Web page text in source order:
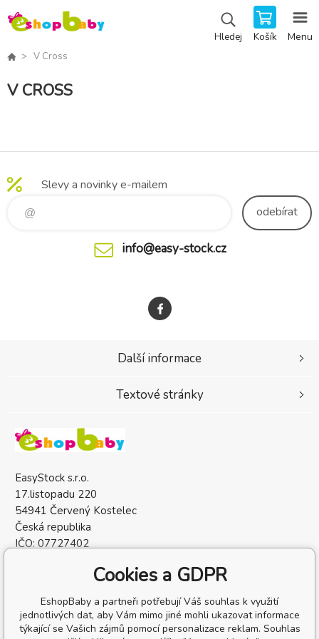
Hledej Košík Menu
V Cross
V CROSS
Slevy a novinky e-mailem
odebírat
info@easy-stock.cz
EasyStock s.r.o.
17.listopadu 220
54941 Červený Kostelec
Česká republika
IČO: 07727402
Další informace
Textové stránky
Cookies a GDPR
EshopBaby a partneři potřebují Váš souhlas k využití
jednotlivých dat, aby Vám mimo jiné mohli ukazovat informace
týkající se Vašich zájmů pomocí personalizace reklam. Souhlas